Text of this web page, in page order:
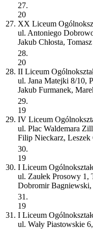
27.
27.
20
XX Liceum
ul. Antoniego
Jakub Chłosta,
28.
28.
20
II Liceum
ul. Jana Matejki 8/10,
Jakub Furmanek,
29.
29.
19
IV Liceum
ul. Plac Waldemara
Filip Nieckarz, Leszek
30.
30.
19
I Liceum
ul. Zaułek Prosowy 1,
Dobromir Bagniewski,
31.
31.
19
I Liceum
ul. Wały Piastowskie